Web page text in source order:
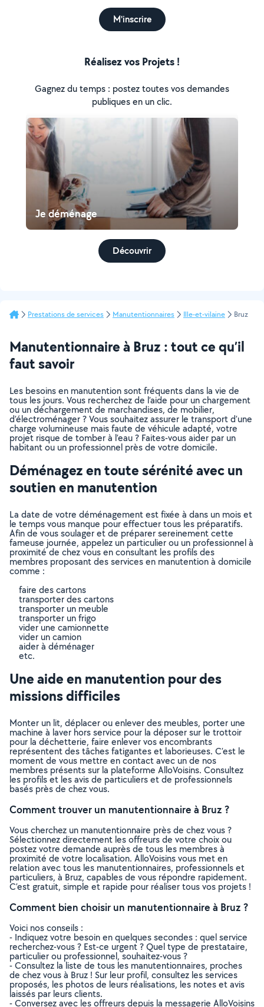
M'inscrire
Réalisez vos Projets !
Gagnez du temps : postez toutes vos demandes
publiques en un clic.
Je déménage
Découvrir
Prestations de services Manutentionnaires Ille-et-vilaine Bruz
Manutentionnaire à Bruz : tout ce qu’il
faut savoir
Les besoins en manutention sont fréquents dans la vie de
tous les jours. Vous recherchez de l’aide pour un chargement
ou un déchargement de marchandises, de mobilier,
d’électroménager ? Vous souhaitez assurer le transport d’une
charge volumineuse mais faute de véhicule adapté, votre
projet risque de tomber à l’eau ? Faites-vous aider par un
habitant ou un professionnel près de votre domicile.
Déménagez en toute sérénité avec un
soutien en manutention
La date de votre déménagement est fixée à dans un mois et
le temps vous manque pour effectuer tous les préparatifs.
Afin de vous soulager et de préparer sereinement cette
fameuse journée, appelez un particulier ou un professionnel à
proximité de chez vous en consultant les profils des
membres proposant des services en manutention à domicile
comme :
faire des cartons
transporter des cartons
transporter un meuble
transporter un frigo
vider une camionnette
vider un camion
aider à déménager
etc.
Une aide en manutention pour des
missions difficiles
Monter un lit, déplacer ou enlever des meubles, porter une
machine à laver hors service pour la déposer sur le trottoir
pour la déchetterie, faire enlever vos encombrants
représentent des tâches fatigantes et laborieuses. C’est le
moment de vous mettre en contact avec un de nos
membres présents sur la plateforme AlloVoisins. Consultez
les profils et les avis de particuliers et de professionnels
basés près de chez vous.
Comment trouver un manutentionnaire à Bruz ?
Vous cherchez un manutentionnaire près de chez vous ?
Sélectionnez directement les offreurs de votre choix ou
postez votre demande auprès de tous les membres à
proximité de votre localisation. AlloVoisins vous met en
relation avec tous les manutentionnaires, professionnels et
particuliers, à Bruz, capables de vous répondre rapidement.
C’est gratuit, simple et rapide pour réaliser tous vos projets !
Comment bien choisir un manutentionnaire à Bruz ?
Voici nos conseils :
- Indiquez votre besoin en quelques secondes : quel service
recherchez-vous ? Est-ce urgent ? Quel type de prestataire,
particulier ou professionnel, souhaitez-vous ?
- Consultez la liste de tous les manutentionnaires, proches
de chez vous à Bruz ! Sur leur profil, consultez les services
proposés, les photos de leurs réalisations, les notes et avis
laissés par leurs clients.
- Conversez avec les offreurs depuis la messagerie AlloVoisins